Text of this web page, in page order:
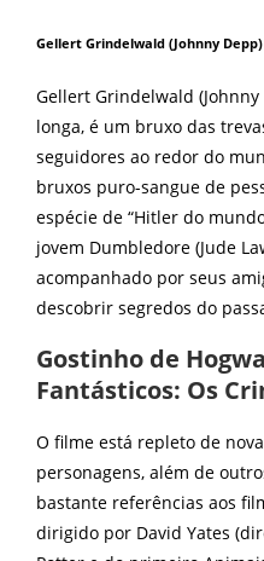
Gellert Grindelwald (Johnny Depp)
Gellert Grindelwald
longa, é um bruxo das
seguidores ao redor do
bruxos puro-sangue de
espécie de “Hitler do
jovem Dumbledore (Jude
acompanhado por seus
descobrir segredos do
Gostinho de
Fantásticos: Os
O filme está repleto de
personagens, além de
bastante referências aos
dirigido por David Yates